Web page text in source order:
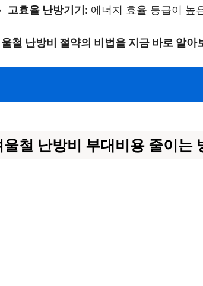
고효율 난방기기: 에너지 효율 등급이 높
철 난방비 절약의 비법을 지금 바로 알아
울철 난방비 부대비용 줄이는